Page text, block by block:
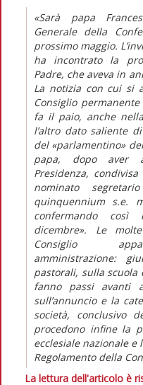
«Sarà papa
Generale della
prossimo maggio.
ha incontrato la
Padre, che aveva in
La notizia con cui si
Consiglio
fa il paio, anche
l’altro dato saliente
del «parlamentino»
papa, dopo aver
Presidenza,
nominato
quinquennium s.e.
confermando così
dicembre». Le
Consiglio
amministrazione:
pastorali, sulla scuola
fanno passi avanti
sull’annuncio e la
società, conclusivo
procedono infine la
ecclesiale nazionale e
Regolamento della
La lettura dell'articolo è